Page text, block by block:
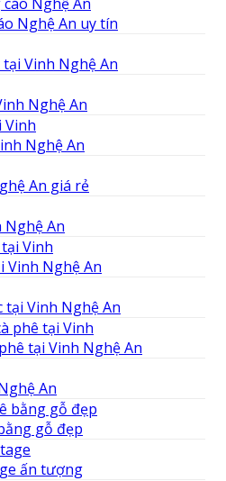
Nghệ An uy tín
Vinh Nghệ An
Nghệ An
Nghệ An
An giá rẻ
Nghệ An
Vinh Nghệ An
Vinh Nghệ An
tại Vinh Nghệ An
An
gỗ đẹp
ấn tượng